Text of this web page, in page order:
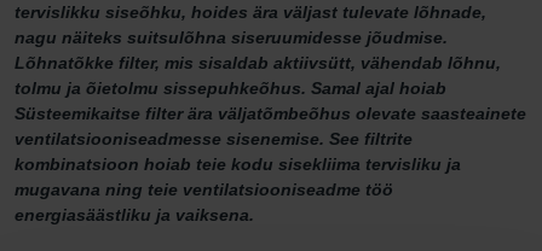
tervislikku siseõhku, hoides ära väljast tulevate lõhnade,
nagu näiteks suitsulõhna siseruumidesse jõudmise.
Lõhnatõkke filter, mis sisaldab aktiivsütt, vähendab lõhnu,
tolmu ja õietolmu sissepuhkeõhus. Samal ajal hoiab
Süsteemikaitse filter ära väljatõmbeõhus olevate saasteainete
ventilatsiooniseadmesse sisenemise. See filtrite
kombinatsioon hoiab teie kodu sisekliima tervisliku ja
mugavana ning teie ventilatsiooniseadme töö
energiasäästliku ja vaiksena.